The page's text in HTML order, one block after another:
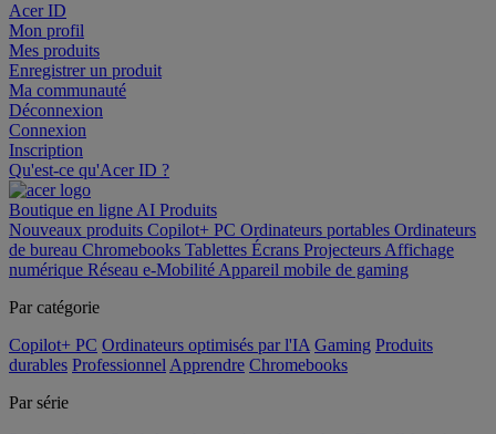
Acer ID
Mon profil
Mes produits
Enregistrer un produit
Ma communauté
Déconnexion
Connexion
Inscription
Qu'est-ce qu'Acer ID ?
Boutique en ligne AI Produits
Nouveaux produits Copilot+ PC Ordinateurs portables Ordinateurs
de bureau Chromebooks Tablettes Écrans Projecteurs Affichage
numérique Réseau e-Mobilité Appareil mobile de gaming
Par catégorie
Copilot+ PC Ordinateurs optimisés par l'IA Gaming Produits
durables Professionnel Apprendre Chromebooks
Par série